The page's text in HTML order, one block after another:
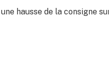
hausse de la consigne